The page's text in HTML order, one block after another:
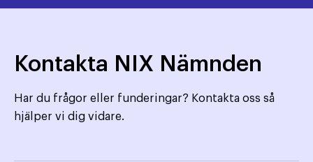
Kontakta NIX Nämnden
Har du frågor eller funderingar? Kontakta oss så
hjälper vi dig vidare.